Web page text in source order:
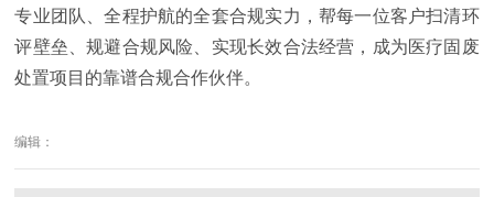
专业团队、全程护航的全套合规实力，帮每一位客户扫清环
评壁垒、规避合规风险、实现长效合法经营，成为医疗固废
处置项目的靠谱合规合作伙伴。
编辑：